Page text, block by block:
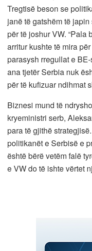
Tregtisë beson se
janë të gatshëm të
për të joshur VW. “Pala
arritur kushte të mira
parasysh rregullat e BE-
ana tjetër Serbia nuk
për të kufizuar ndihmat
Biznesi mund të
kryeministri serb,
para të gjithë
politikanët e Serbisë e
është bërë vetëm falë
e VW do të ishte vërtet